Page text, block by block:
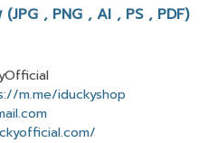
, PNG , AI , PS , PDF)
m.me/iduckyshop